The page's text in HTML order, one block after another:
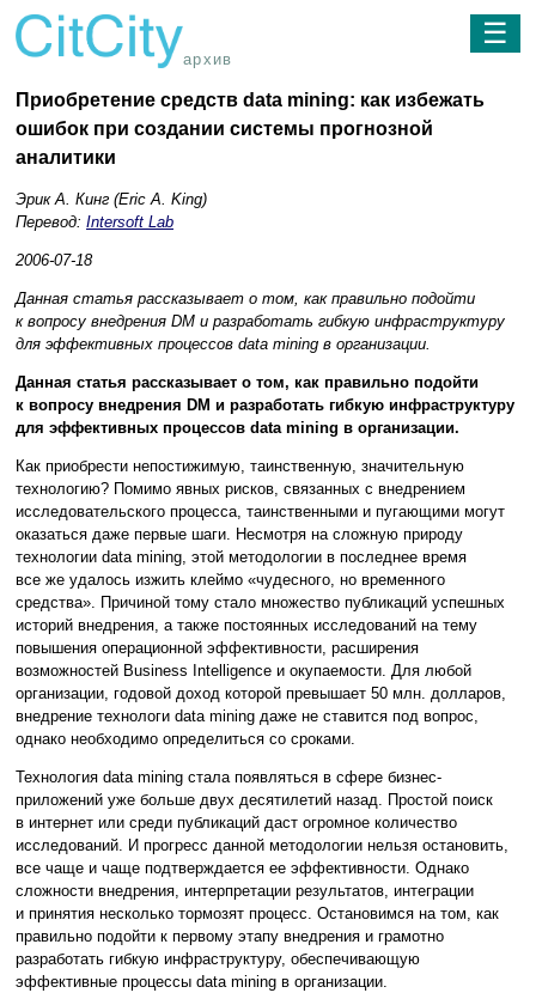
архив
☰
Приобретение средств data mining: как избежать
ошибок при создании системы прогнозной
аналитики
Эрик А. Кинг (Eric A. King)
Перевод: Intersoft Lab
2006-07-18
Данная статья рассказывает о том, как правильно подойти
к вопросу внедрения DM и разработать гибкую инфраструктуру
для эффективных процессов data mining в организации.
Данная статья рассказывает о том, как правильно подойти
к вопросу внедрения DM и разработать гибкую инфраструктуру
для эффективных процессов data mining в организации.
Как приобрести непостижимую, таинственную, значительную
технологию? Помимо явных рисков, связанных с внедрением
исследовательского процесса, таинственными и пугающими могут
оказаться даже первые шаги. Несмотря на сложную природу
технологии data mining, этой методологии в последнее время
все же удалось изжить клеймо «чудесного, но временного
средства». Причиной тому стало множество публикаций успешных
историй внедрения, а также постоянных исследований на тему
повышения операционной эффективности, расширения
возможностей Business Intelligence и окупаемости. Для любой
организации, годовой доход которой превышает 50 млн. долларов,
внедрение технологи data mining даже не ставится под вопрос,
однако необходимо определиться со сроками.
Технология data mining стала появляться в сфере бизнес-
приложений уже больше двух десятилетий назад. Простой поиск
в интернет или среди публикаций даст огромное количество
исследований. И прогресс данной методологии нельзя остановить,
все чаще и чаще подтверждается ее эффективности. Однако
сложности внедрения, интерпретации результатов, интеграции
и принятия несколько тормозят процесс. Остановимся на том, как
правильно подойти к первому этапу внедрения и грамотно
разработать гибкую инфраструктуру, обеспечивающую
эффективные процессы data mining в организации.